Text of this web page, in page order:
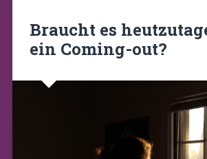
Braucht es
ein Coming-out?